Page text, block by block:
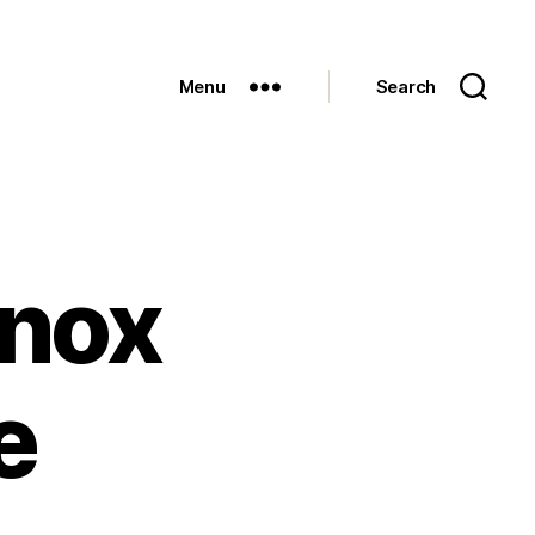
Menu Search